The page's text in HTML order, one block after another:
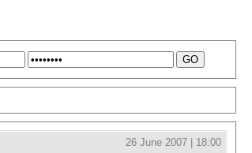
26 June 2007 | 18:00